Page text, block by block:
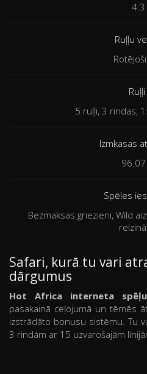
4:3
Ruļļu
Ruļļi
5 ruļļi, 3 rindas,
Izmkasas
96.07
Spēles
Bezmaksas griezieni, Wild
Safari, kurā tu vari
dārgumus
Hot Africa interneta
pasakainā ceļojumā un tēmēs
izstrādāto bonusu sistēmu. Tu
3 rindām ar 15 uzvarošajām